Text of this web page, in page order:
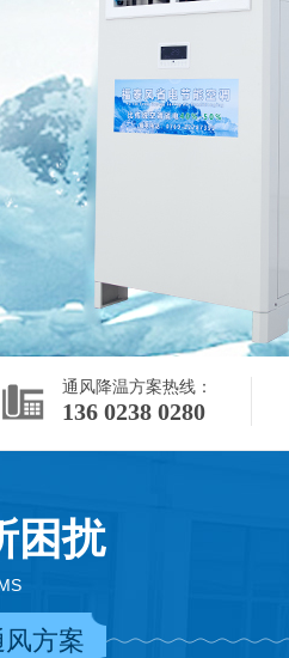
通风降温方案热线：
136 0238 0280
困扰
方案